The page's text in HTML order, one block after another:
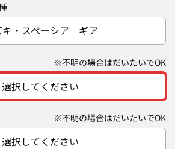
キ・スペーシア ギア
※不明の場合はだいたいでOK
選択してください
※不明の場合はだいたいでOK
選択してください